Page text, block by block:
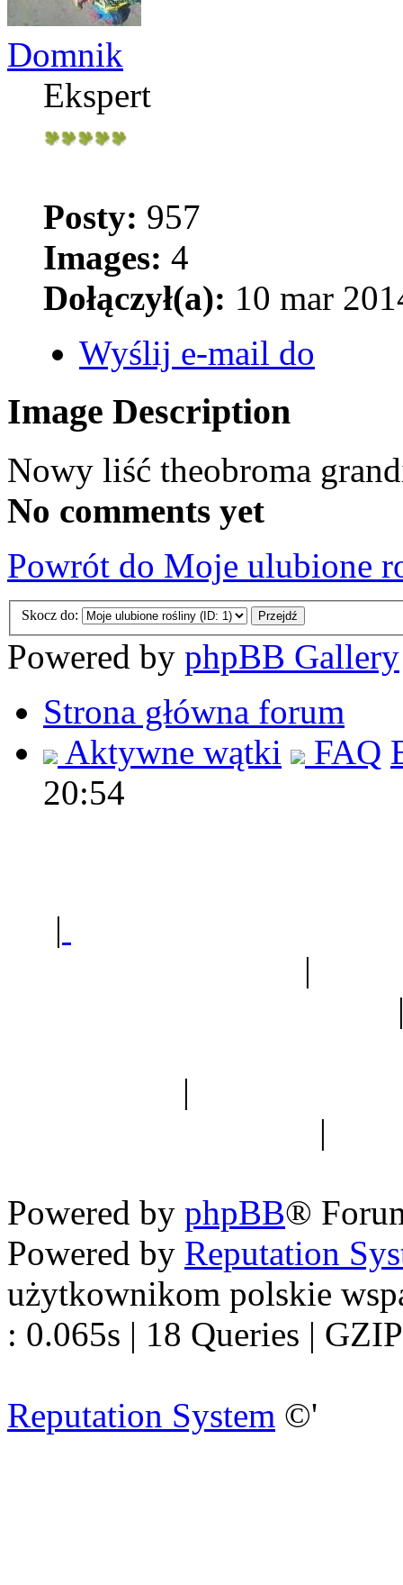
Domnik
Ekspert
Posty: 957
Images: 4
Dołączył(a): 10 mar
Wyślij e-mail do
Image Description
Nowy liść theobroma
No comments yet
Powrót do Moje ulubione
Skocz do:
Powered by phpBB Gallery
Strona główna forum
Aktywne wątki
FAQ
20:54
|
|
|
|
Powered by phpBB®
Powered by Reputation
użytkownikom polskie
: 0.065s | 18 Queries |
Reputation System ©'